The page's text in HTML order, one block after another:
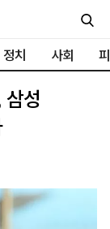
정치 사회
성